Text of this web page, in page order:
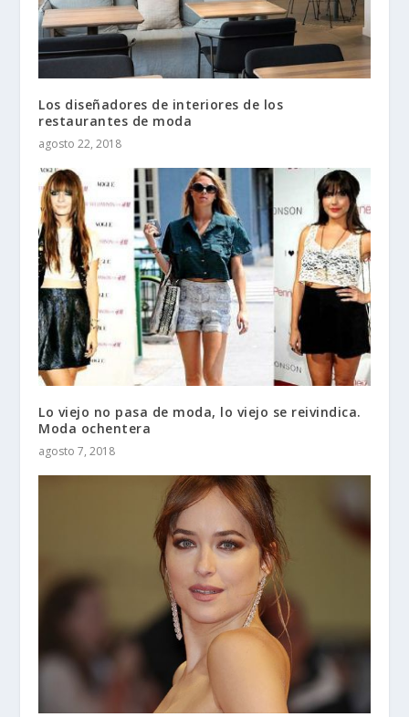
Los diseñadores de interiores de los
restaurantes de moda
agosto 22, 2018
Lo viejo no pasa de moda, lo viejo se reivindica.
Moda ochentera
agosto 7, 2018